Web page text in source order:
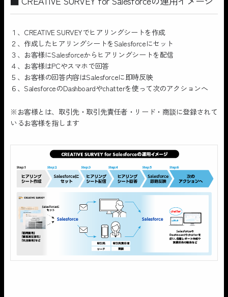
１、CREATIVE SURVEYでヒアリングシートを作成
２、作成したヒアリングシートをSalesforceにセット
３、お客様にSalesforceからヒアリングシートを配信
４、お客様はPCやスマホで回答
５、お客様の回答内容はSalesforceに即時反映
６、SalesforceのDashboardやchatterを使って次のアクションへ
※お客様とは、取引先・取引先責任者・リード・商談に登録されて
いるお客様を指します